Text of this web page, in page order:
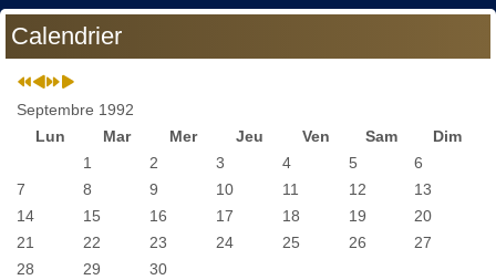
Calendrier
Septembre 1992
Lun
Mar Mer Jeu Ven Sam
Dim
1
2 3 4 5
6
7
8 9 10 11 12
13
14
15 16 17 18 19
20
21
22 23 24 25 26
27
28
29 30